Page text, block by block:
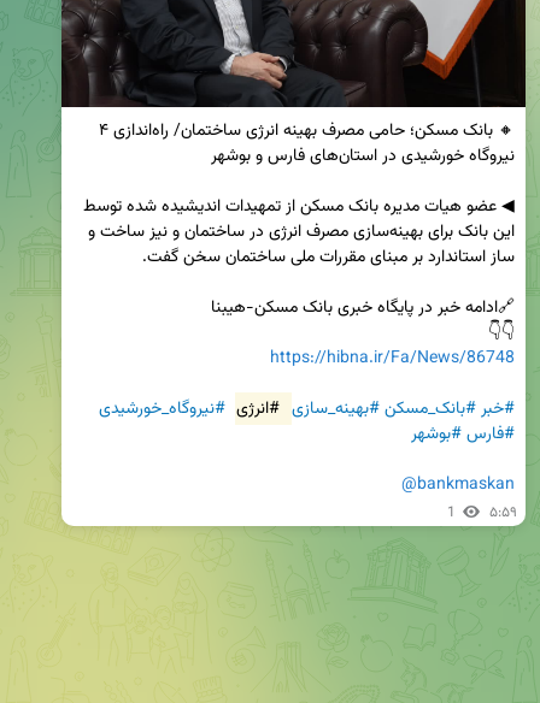
👇👇
https://hibna.ir/Fa/News/86748
#خبر#بانک_مسکن#بهینه_سازی #انرژی #نیروگاه_خورشیدی
#فارس#بوشهر
@bankmaskan
1 ۵:۵۹